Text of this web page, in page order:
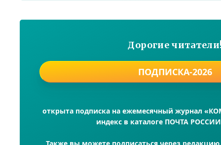
Дорогие
ПОДПИСКА-2026
открыта подписка на ежемесячный журнал
индекс в каталоге ПОЧТА